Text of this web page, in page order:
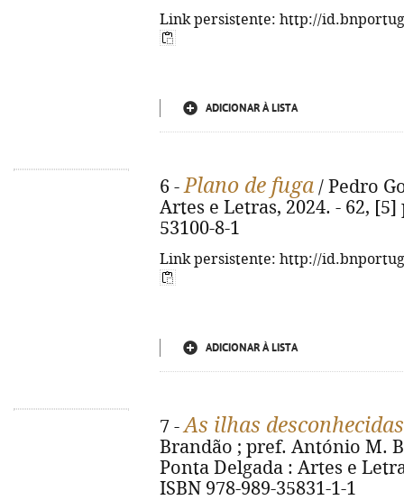
Link persistente: http://
ADICIONAR À LISTA
6 -Plano de fuga / Pedro
Artes e Letras, 2024. - 62, [5]
53100-8-1
Link persistente: http://
ADICIONAR À LISTA
7 -As ilhas desconhecidas
Brandão ; pref. António M.
Ponta Delgada : Artes e
ISBN 978-989-35831-1-1